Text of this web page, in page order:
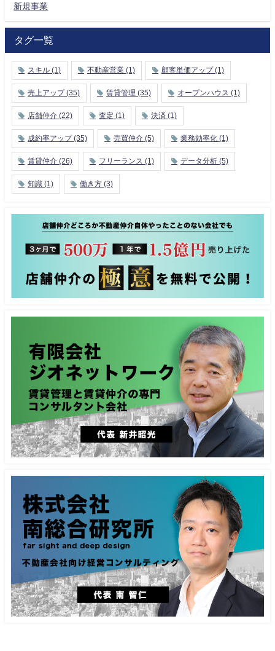
新規事業
タグ一覧
スキル (1) 不動産営業 (1) 顧客単価アップ(1)
売上アップ(35) 賃貸管理 (35) オープンハウス (1)
店舗仲介 (22) 査定 (1) 決済 (1)
成約率アップ(35) 売買仲介 (5) 業務効率化 (1)
賃貸仲介 (26) フリーランス (1) データ分析 (5)
知識 (1) 働き方 (3)